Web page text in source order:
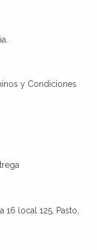
y Condiciones
local 125, Pasto,